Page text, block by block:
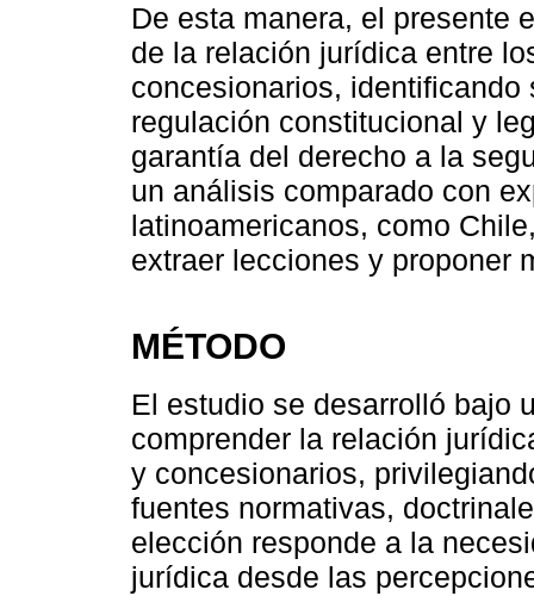
De esta manera, el presente
de la relación jurídica entre
concesionarios,
regulación constitucional y
garantía del derecho a la
un análisis comparado con
latinoamericanos, como
extraer lecciones y proponer
MÉTODO
El estudio se desarrolló bajo
comprender la relación
y concesionarios,
fuentes normativas,
elección responde a la
jurídica desde las